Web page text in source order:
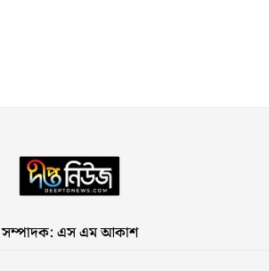
সম্পাদক: এস এম আকাশ